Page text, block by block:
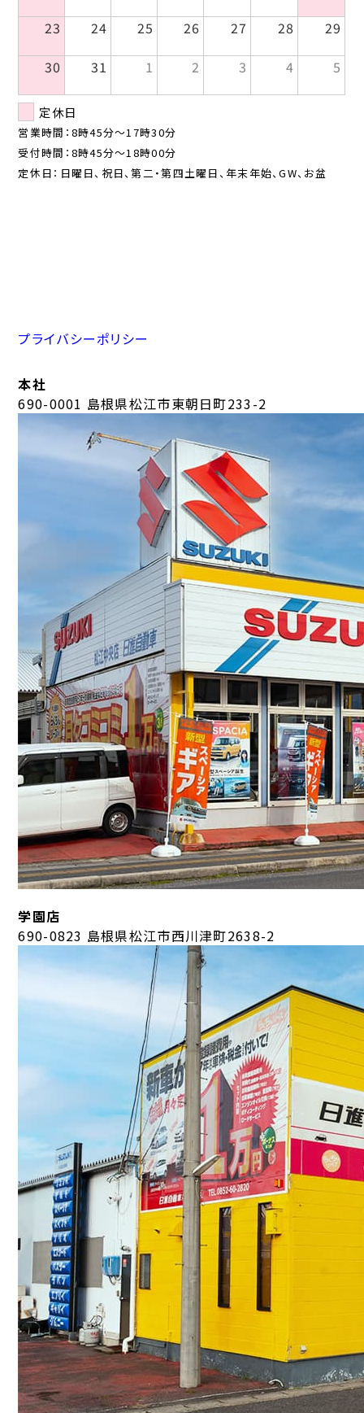
本社
690-0001 島根県松江市東朝日町233-2
学園店
690-0823 島根県松江市西川津町2638-2
23 24 25 26 27 28
29
30
31 1 2 3 4 5
定休日
営業時間：8時45分〜17時30分
受付時間：8時45分〜18時00分
定休日：日曜日、祝日、第二・第四土曜日、年末年始、GW、お盆
プライバシーポリシー